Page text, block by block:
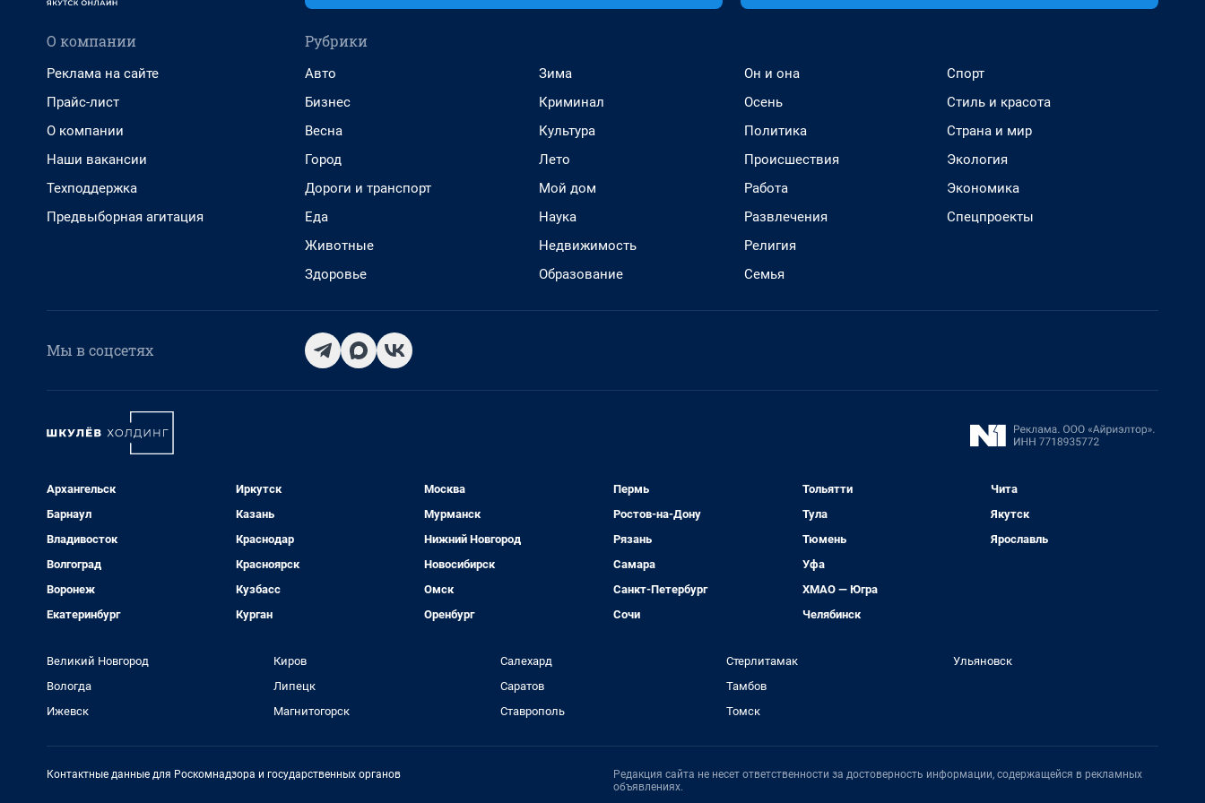
О компании
Реклама на сайте
Прайс-лист
О компании
Наши вакансии
Техподдержка
Предвыборная агитация
Рубрики
Авто
Бизнес
Весна
Город
Дороги и транспорт
Еда
Животные
Здоровье
Зима
Криминал
Культура
Лето
Мой дом
Наука
Недвижимость
Образование
Он и она
Осень
Политика
Происшествия
Работа
Развлечения
Религия
Семья
Спорт
Стиль и красота
Страна и мир
Экология
Экономика
Спецпроекты
Мы в соцсетях
Архангельск
Барнаул
Владивосток
Волгоград
Воронеж
Екатеринбург
Иркутск
Казань
Краснодар
Красноярск
Кузбасс
Курган
Москва
Мурманск
Нижний Новгород
Новосибирск
Омск
Оренбург
Пермь
Ростов-на-Дону
Рязань
Самара
Санкт-Петербург
Сочи
Тольятти
Тула
Тюмень
Уфа
ХМАО — Югра
Челябинск
Чита
Якутск
Ярославль
Великий Новгород
Вологда
Ижевск
Киров
Липецк
Магнитогорск
Салехард
Саратов
Ставрополь
Стерлитамак
Тамбов
Томск
Ульяновск
Контактные данные для Роскомнадзора и государственных органов
Редакция сайта не несет ответственности за достоверность информации, содержащейся в рекламных
объявлениях.